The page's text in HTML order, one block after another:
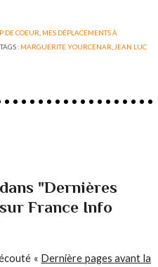
DE COEUR MES DÉPLACEMENTS À
TAGS : MARGUERITE YOURCENAR JEAN LUC
"Dernières
France Info
« Dernière pages avant la